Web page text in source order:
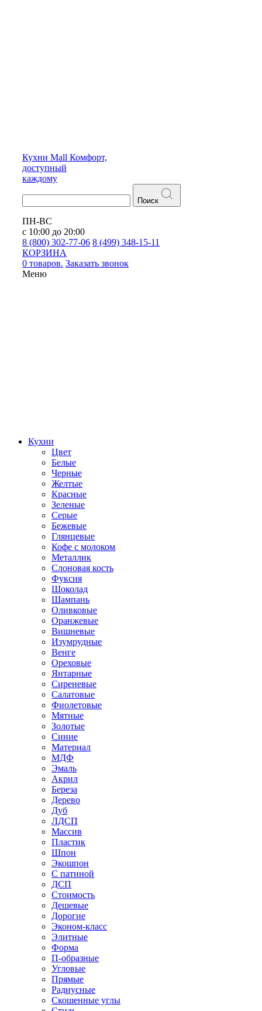
Кухни Mall Комфорт,
доступный
каждому
Поиск
ПН-ВС
с 10:00 до 20:00
8 (800) 302-77-06 8 (499) 348-15-11
КОРЗИНА
0 товаров. Заказать звонок
Меню
Кухни
Цвет
Белые
Черные
Желтые
Красные
Зеленые
Серые
Бежевые
Глянцевые
Кофе с молоком
Металлик
Слоновая кость
Фуксия
Шоколад
Шампань
Оливковые
Оранжевые
Вишневые
Изумрудные
Венге
Ореховые
Янтарные
Сиреневые
Салатовые
Фиолетовые
Мятные
Золотые
Синие
Материал
МДФ
Эмаль
Акрил
Береза
Дерево
Дуб
ЛДСП
Массив
Пластик
Шпон
Экошпон
С патиной
ДСП
Стоимость
Дешевые
Дорогие
Эконом-класс
Элитные
Форма
П-образные
Угловые
Прямые
Радиусные
Скошенные углы